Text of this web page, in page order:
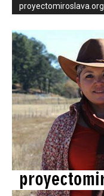
proyectomiroslava.org